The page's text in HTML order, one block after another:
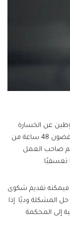
عن الخسارة
من أي نوع (النموذج الكامل مطلوب) مع إثبات في غضون 48 ساعة من
صاحب العمل
تعسفيًا.
فيمكنه تقديم شكوى
حل المشكلة وديًا. إذا
إلى المحكمة